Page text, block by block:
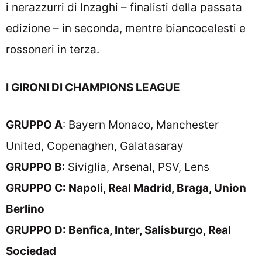
i nerazzurri di Inzaghi – finalisti della passata
edizione – in seconda, mentre biancocelesti e
rossoneri in terza.
I GIRONI DI CHAMPIONS LEAGUE
GRUPPO A: Bayern Monaco, Manchester
United, Copenaghen, Galatasaray
GRUPPO B: Siviglia, Arsenal, PSV, Lens
GRUPPO C: Napoli, Real Madrid, Braga, Union
Berlino
GRUPPO D: Benfica, Inter, Salisburgo, Real
Sociedad